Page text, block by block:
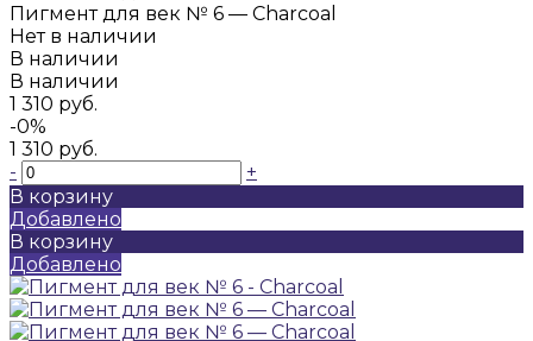
Пигмент для век № 6 — Charcoal
Нет в наличии
В наличии
В наличии
1 310 руб.
-0%
1 310 руб.
-
+
В корзину
Добавлено
В корзину
Добавлено